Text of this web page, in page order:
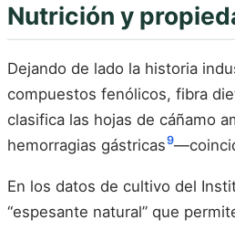
Nutrición y
Dejando de lado la historia
compuestos fenólicos, fibra
clasifica las hojas de cáñamo
hemorragias gástricas9
En los datos de cultivo del
“espesante natural” que